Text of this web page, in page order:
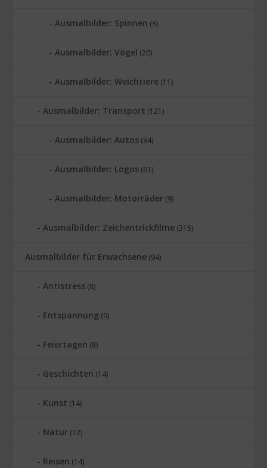
Ausmalbilder: Spinnen (3)
Ausmalbilder: Vögel (20)
Ausmalbilder: Weichtiere (11)
Ausmalbilder: Transport (121)
Ausmalbilder: Autos (34)
Ausmalbilder: Logos (61)
Ausmalbilder: Motorräder (9)
Ausmalbilder: Zeichentrickfilme (315)
Ausmalbilder für Erwachsene (94)
Antistress (8)
Entspannung (9)
Feiertagen (8)
Geschichten (14)
Kunst (14)
Natur (12)
Reisen (14)